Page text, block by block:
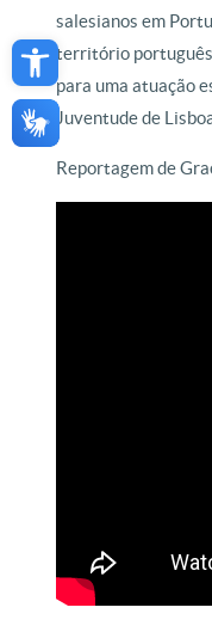
Open toolbar
salesianos em
território português
para uma atuação
Juventude de
Reportagem de